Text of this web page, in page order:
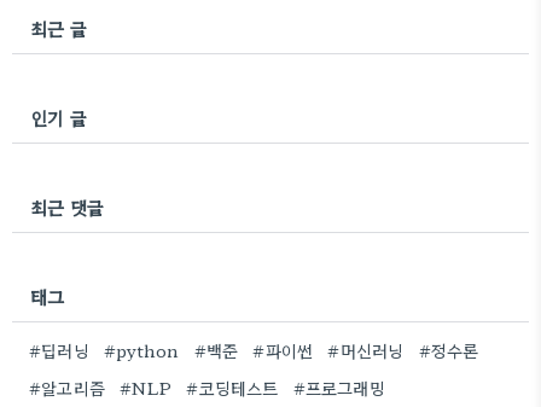
최근 글
인기 글
최근 댓글
태그
#딥러닝 #python #백준 #파이썬 #머신러닝
#정수론
#알고리즘
#NLP #코딩테스트 #프로그래밍